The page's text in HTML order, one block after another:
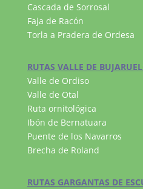
Cascada de Sorrosal
Faja de Racón
Torla a Pradera de Ordesa
RUTAS VALLE DE
Valle de Ordiso
Valle de Otal
Ruta ornitológica
Ibón de Bernatuara
Puente de los Navarros
Brecha de Roland
RUTAS GARGANTAS DE